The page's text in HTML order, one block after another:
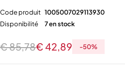
Code produit 1005007029113930
Disponibilité
7 en stock
€85,78€42,89 -50%